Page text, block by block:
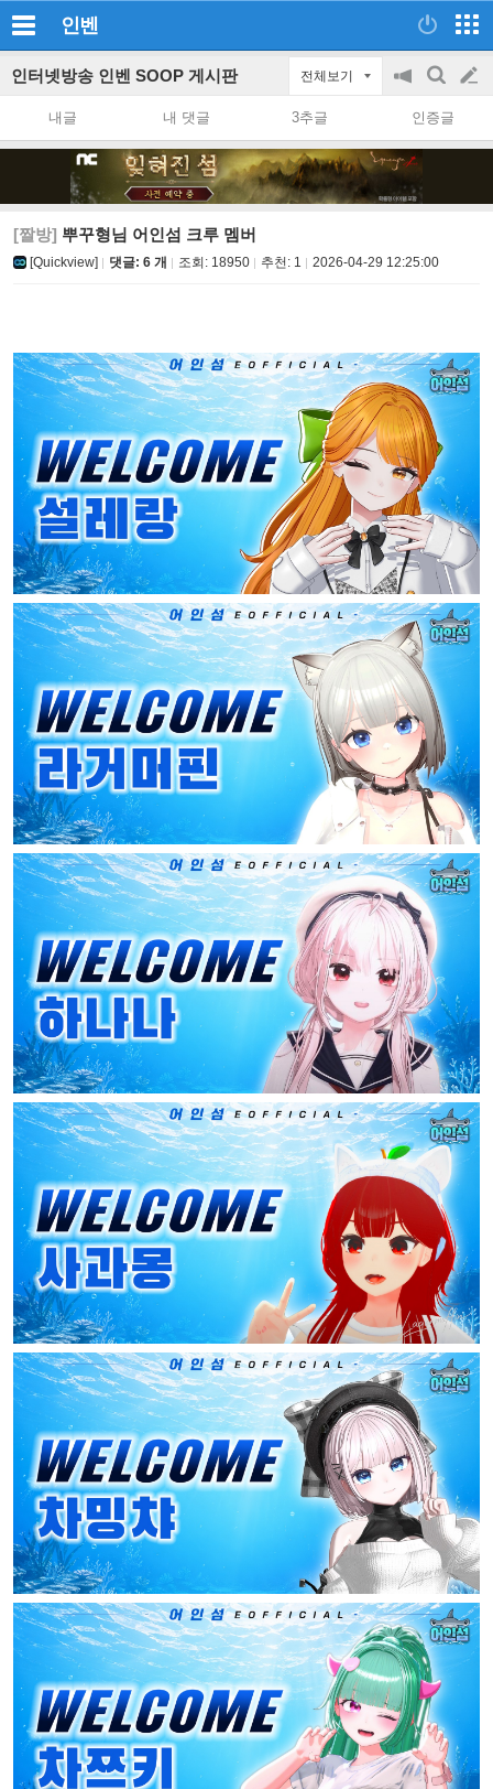
인벤
인터넷방송 인벤 SOOP 게시판 전체보기
공
on/off
검
색
글
쓰
내글 내 댓글 3추글 인증글
[짤방] 뿌꾸형님 어인섬 크루 멤버
[Quickview] 댓글: 6 개 조회: 18950 추천: 1 2026-04-29 12:25:00